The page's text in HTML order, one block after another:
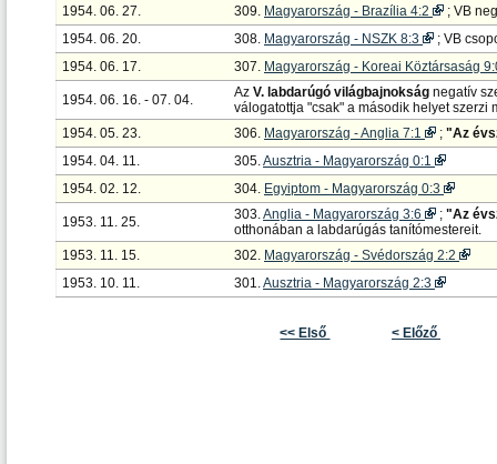
1954. 06. 27.
309. Magyarország - Brazília 4:2
; VB
1954. 06. 20.
308. Magyarország - NSZK 8:3
; VB
1954. 06. 17.
307. Magyarország - Koreai Köztársaság
1954. 06. 16. - 07. 04. Az V. labdarúgó világbajnokság negatív
válogatottja "csak" a második helyet szerzi
1954. 05. 23.
306. Magyarország - Anglia 7:1 ; "Az
1954. 04. 11.
305.Ausztria - Magyarország 0:1
1954. 02. 12.
304. Egyiptom - Magyarország 0:3
1953. 11. 25. 303.Anglia - Magyarország 3:6 ; "Az
otthonában a labdarúgás tanítómestereit.
1953. 11. 15.
302. Magyarország - Svédország 2:2
1953. 10. 11.
301.Ausztria - Magyarország 2:3
<< Első < Előző